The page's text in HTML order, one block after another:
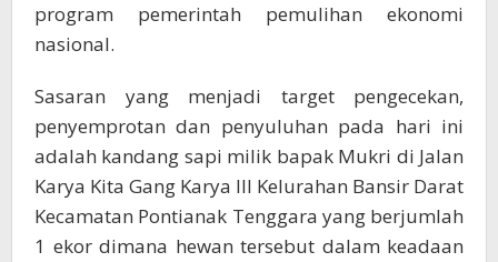
program pemerintah pemulihan ekonomi
nasional.
Sasaran yang menjadi target pengecekan,
penyemprotan dan penyuluhan pada hari ini
adalah kandang sapi milik bapak Mukri di Jalan
Karya Kita Gang Karya III Kelurahan Bansir Darat
Kecamatan Pontianak Tenggara yang berjumlah
1 ekor dimana hewan tersebut dalam keadaan